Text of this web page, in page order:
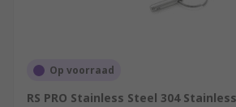
Op voorraad
RS PRO Stainless Steel 304